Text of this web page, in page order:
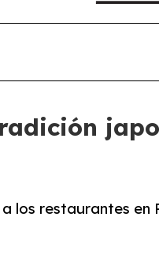
los restaurantes